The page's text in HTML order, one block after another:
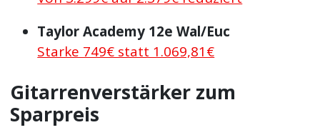
Taylor Academy 12e Wal/Euc
Starke 749€ statt 1.069,81€
Gitarrenverstärker zum
Sparpreis